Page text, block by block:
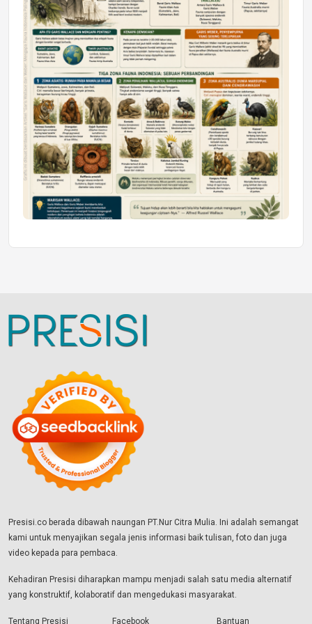
Presisi.co berada dibawah naungan PT.Nur Citra Mulia. Ini adalah semangat
kami untuk menyajikan segala jenis informasi baik tulisan, foto dan juga
video kepada para pembaca.
Kehadiran Presisi diharapkan mampu menjadi salah satu media alternatif
yang konstruktif, kolaboratif dan mengedukasi masyarakat.
Tentang Presisi Facebook Bantuan